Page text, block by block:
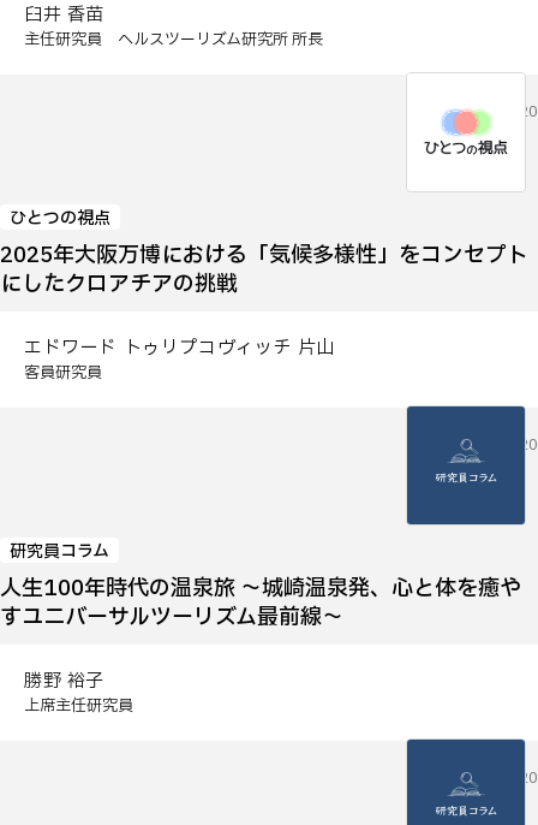
臼井 香苗
主任研究員 ヘルスツーリズム研究所 所長
2026.05.20
ひとつの視点
2025年大阪万博における「気候多様性」をコンセプト
にしたクロアチアの挑戦
エドワード トゥリプコヴィッチ 片山
客員研究員
2026.05.20
研究員コラム
人生100年時代の温泉旅 ～城崎温泉発、心と体を癒や
すユニバーサルツーリズム最前線～
勝野 裕子
上席主任研究員
2026.05.20